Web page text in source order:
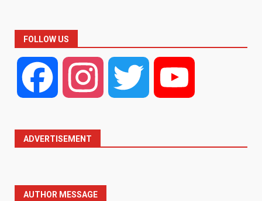
FOLLOW US
Facebook Instagram Twitter
ADVERTISEMENT
AUTHOR MESSAGE